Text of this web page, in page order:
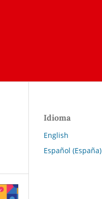
Idioma
English
Español (España)